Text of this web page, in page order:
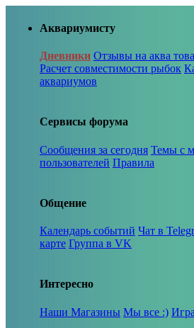
Аквариумисту
Дневники Отзывы на аква
Расчет совместимости рыбок
аквариумов
Сервисы форума
Сообщения за сегодня Темы с
пользователей Правила
Общение
Календарь событий Чат в
карте Группа в VK
Интересно
Наши Магазины Мы все :)